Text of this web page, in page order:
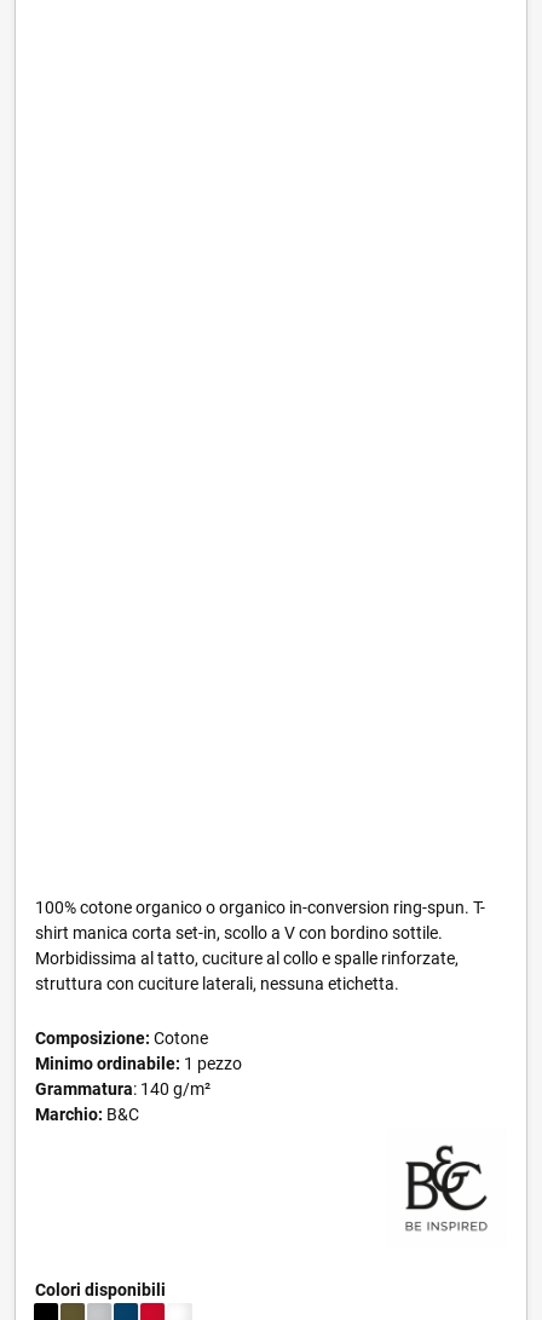
100% cotone organico o organico in-conversion ring-spun. T-
shirt manica corta set-in, scollo a V con bordino sottile.
Morbidissima al tatto, cuciture al collo e spalle rinforzate,
struttura con cuciture laterali, nessuna etichetta.
Composizione: Cotone
Minimo ordinabile: 1 pezzo
Grammatura: 140 g/m²
Marchio: B&C
Colori disponibili